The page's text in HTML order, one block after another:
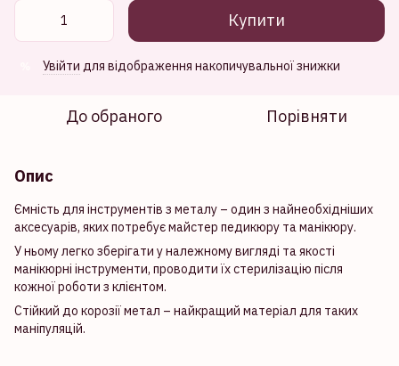
Купити
Увійти для відображення накопичувальної знижки
До обраного Порівняти
Опис
Ємність для інструментів з металу – один з найнеобхідніших
аксесуарів, яких потребує майстер педикюру та манікюру.
У ньому легко зберігати у належному вигляді та якості
манікюрні інструменти, проводити їх стерилізацію після
кожної роботи з клієнтом.
Стійкий до корозії метал – найкращий матеріал для таких
маніпуляцій.